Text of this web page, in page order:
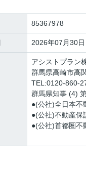
85367978
2026年07月30日
アシストプラン
群馬県高崎市高
TEL:0120-860-
群馬県知事 (4)
●(公社)全日本不
●(公社)不動産保
●(公社)首都圏不